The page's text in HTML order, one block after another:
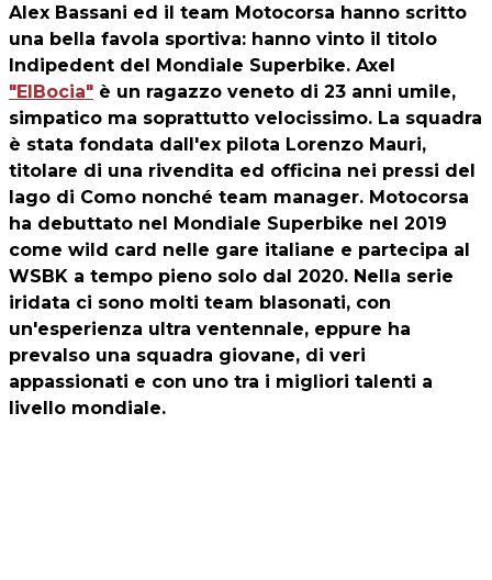
Alex Bassani ed il team Motocorsa hanno scritto
una bella favola sportiva: hanno vinto il titolo
Indipedent del Mondiale Superbike. Axel
"ElBocia" è un ragazzo veneto di 23 anni umile,
simpatico ma soprattutto velocissimo. La squadra
è stata fondata dall'ex pilota Lorenzo Mauri,
titolare di una rivendita ed officina nei pressi del
lago di Como nonché team manager. Motocorsa
ha debuttato nel Mondiale Superbike nel 2019
come wild card nelle gare italiane e partecipa al
WSBK a tempo pieno solo dal 2020. Nella serie
iridata ci sono molti team blasonati, con
un'esperienza ultra ventennale, eppure ha
prevalso una squadra giovane, di veri
appassionati e con uno tra i migliori talenti a
livello mondiale.